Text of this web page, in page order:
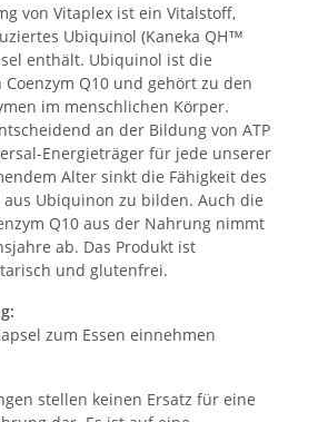
von Vitaplex ist ein Vitalstoff,
Ubiquinol (Kaneka QH™
enthält. Ubiquinol ist die
Q10 und gehört zu den
im menschlichen Körper.
an der Bildung von ATP
Energieträger für jede unserer
Alter sinkt die Fähigkeit des
Ubiquinon zu bilden. Auch die
Q10 aus der Nahrung nimmt
ab. Das Produkt ist
und glutenfrei.
zum Essen einnehmen
stellen keinen Ersatz für eine